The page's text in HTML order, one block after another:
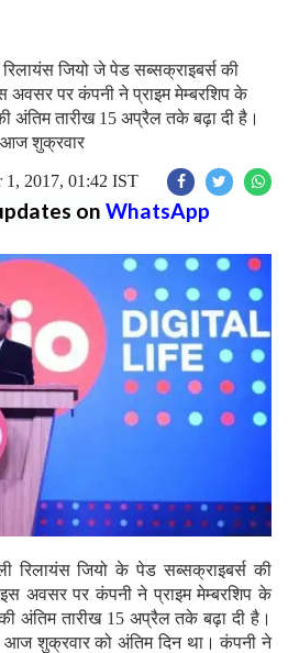
जियो जे पेड सब्सक्राइबर्स की
अवसर पर कंपनी ने प्राइम मेम्बरशिप के
अंतिम तारीख 15 अप्रैल तके बढ़ा दी है।
शुक्रवार
1, 2017, 01:42 IST
on WhatsApp
रिलायंस जियो के पेड सब्सक्राइबर्स की
अवसर पर कंपनी ने प्राइम मेम्बरशिप के
अंतिम तारीख 15 अप्रैल तके बढ़ा दी है।
शुक्रवार को अंतिम दिन था। कंपनी ने